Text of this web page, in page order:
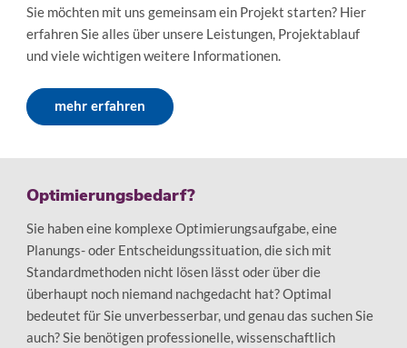
Sie möchten mit uns gemeinsam ein Projekt starten? Hier
erfahren Sie alles über unsere Leistungen, Projektablauf
und viele wichtigen weitere Informationen.
mehr erfahren
Optimierungsbedarf?
Sie haben eine komplexe Optimierungsaufgabe, eine
Planungs- oder Entscheidungssituation, die sich mit
Standardmethoden nicht lösen lässt oder über die
überhaupt noch niemand nachgedacht hat? Optimal
bedeutet für Sie unverbesserbar, und genau das suchen Sie
auch? Sie benötigen professionelle, wissenschaftlich